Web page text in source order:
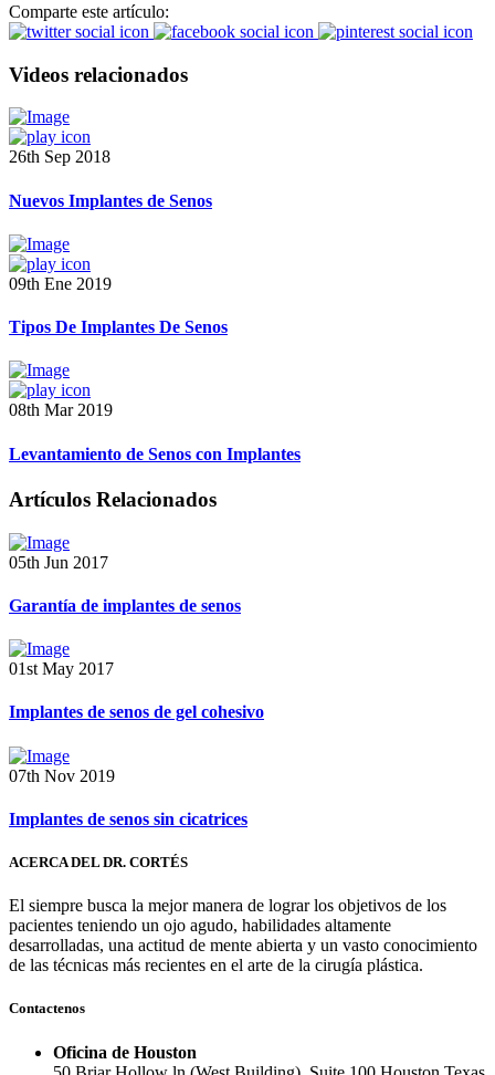
Comparte este artículo:
Videos relacionados
26th Sep 2018
Nuevos Implantes de Senos
09th Ene 2019
Tipos De Implantes De Senos
08th Mar 2019
Levantamiento de Senos con Implantes
Artículos Relacionados
05th Jun 2017
Garantía de implantes de senos
01st May 2017
Implantes de senos de gel cohesivo
07th Nov 2019
Implantes de senos sin cicatrices
ACERCA DEL DR. CORTÉS
El siempre busca la mejor manera de lograr los objetivos de los
pacientes teniendo un ojo agudo, habilidades altamente
desarrolladas, una actitud de mente abierta y un vasto conocimiento
de las técnicas más recientes en el arte de la cirugía plástica.
Contactenos
Oficina de Houston